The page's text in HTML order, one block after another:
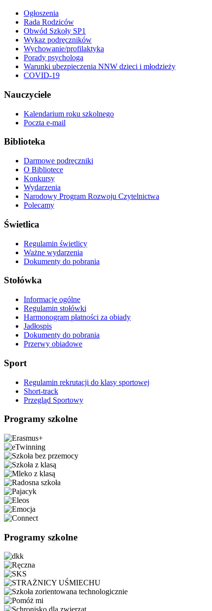
Ogłoszenia
Rada Rodziców
Obwód Szkoły SP1
Wykaz podręczników
Wychowanie/profilaktyka
Porady psychologa
Warunki ubezpieczenia NNW dzieci i młodzieży
COVID-19
Nauczyciele
Kalendarium roku szkolnego
Poczta e-mail
Biblioteka
Darmowe podręczniki
O Bibliotece
Konkursy
Wydarzenia
Narodowy Program Rozwoju Czytelnictwa
Polecamy
Świetlica
Regulamin świetlicy
Ważne wydarzenia
Dokumenty do pobrania
Stołówka
Informacje ogólne
Regulamin stołówki
Harmonogram płatności za obiady
Jadłospis
Dokumenty do pobrania
Przerwy obiadowe
Sport
Regulamin rekrutacji do klasy sportowej
Short-track
Przegląd Sportowy
Programy szkolne
Programy szkolne